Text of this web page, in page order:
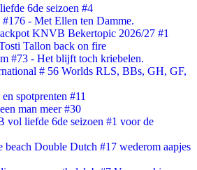
6de seizoen #4
- Met Ellen ten Damme.
KNVB Bekertopic 2026/27 #1
Tallon back on fire
#73 - Het blijft toch kriebelen.
# 56 Worlds RLS, BBs, GH, GF,
spotprenten #11
man meer #30
vol liefde 6de seizoen #1 voor de
Double Dutch #17 wederom aapjes